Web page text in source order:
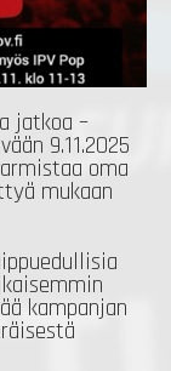
jatkoa –
9.11.2025
oma
mukaan
kampanjan